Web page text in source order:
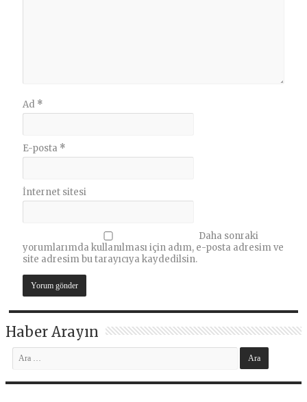
Ad *
E-posta *
İnternet sitesi
Daha sonraki
yorumlarımda kullanılması için adım, e-posta adresim ve
site adresim bu tarayıcıya kaydedilsin.
Haber Arayın